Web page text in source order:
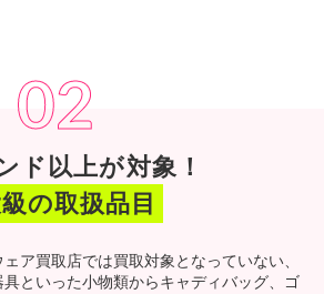
02
ド以上が対象！
の取扱品目
ア買取店では買取対象となっていない、
具といった小物類からキャディバッグ、ゴ